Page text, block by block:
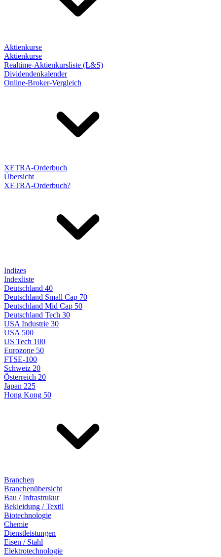
Aktienkurse
Aktienkurse
Realtime-Aktienkursliste (L&S)
Dividendenkalender
Online-Broker-Vergleich
XETRA-Orderbuch
Übersicht
XETRA-Orderbuch?
Indizes
Indexliste
Deutschland 40
Deutschland Small Cap 70
Deutschland Mid Cap 50
Deutschland Tech 30
USA Industrie 30
USA 500
US Tech 100
Eurozone 50
FTSE-100
Schweiz 20
Österreich 20
Japan 225
Hong Kong 50
Branchen
Branchenübersicht
Bau / Infrastrukur
Bekleidung / Textil
Biotechnologie
Chemie
Dienstleistungen
Eisen / Stahl
Elektrotechnologie